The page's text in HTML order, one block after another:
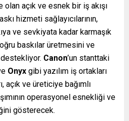
açık ve esnek bir iş akışı
hizmeti sağlayıcılarının,
ve sevkiyata kadar karmaşık
baskılar üretmesini ve
Canon’un stanttaki
Onyx gibi yazılım iş ortakları
açık ve üreticiye bağımlı
operasyonel esnekliği ve
gösterecek.